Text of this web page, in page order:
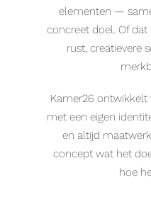
elementen —
concreet doel. Of
rust, creatievere
Kamer26 ontwikkelt
met een eigen
en altijd
concept wat het
hoe